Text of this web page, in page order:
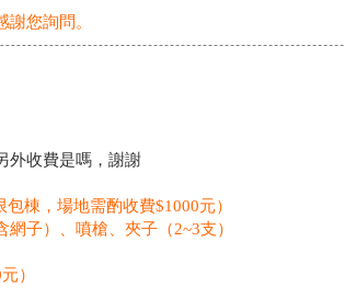
您詢問。
外收費是嗎，謝謝
棟，場地需酌收費$1000元）
子）、噴槍、夾子（2~3支）
）